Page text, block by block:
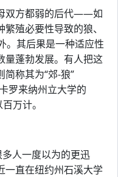
双方都弱的后代——如
殖必要性导致的狼、
。其后果是一种适应性
量蓬勃发展。有人把这
称其为“郊-狼”
罗来纳州立大学的
万计。
人一度以为的更迅
一直在纽约州石溪大学